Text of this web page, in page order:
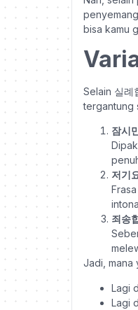
bisa kamu
Selain 실
tergantung
잠시
저기
죄송
Jadi, mana
Lagi
Lagi